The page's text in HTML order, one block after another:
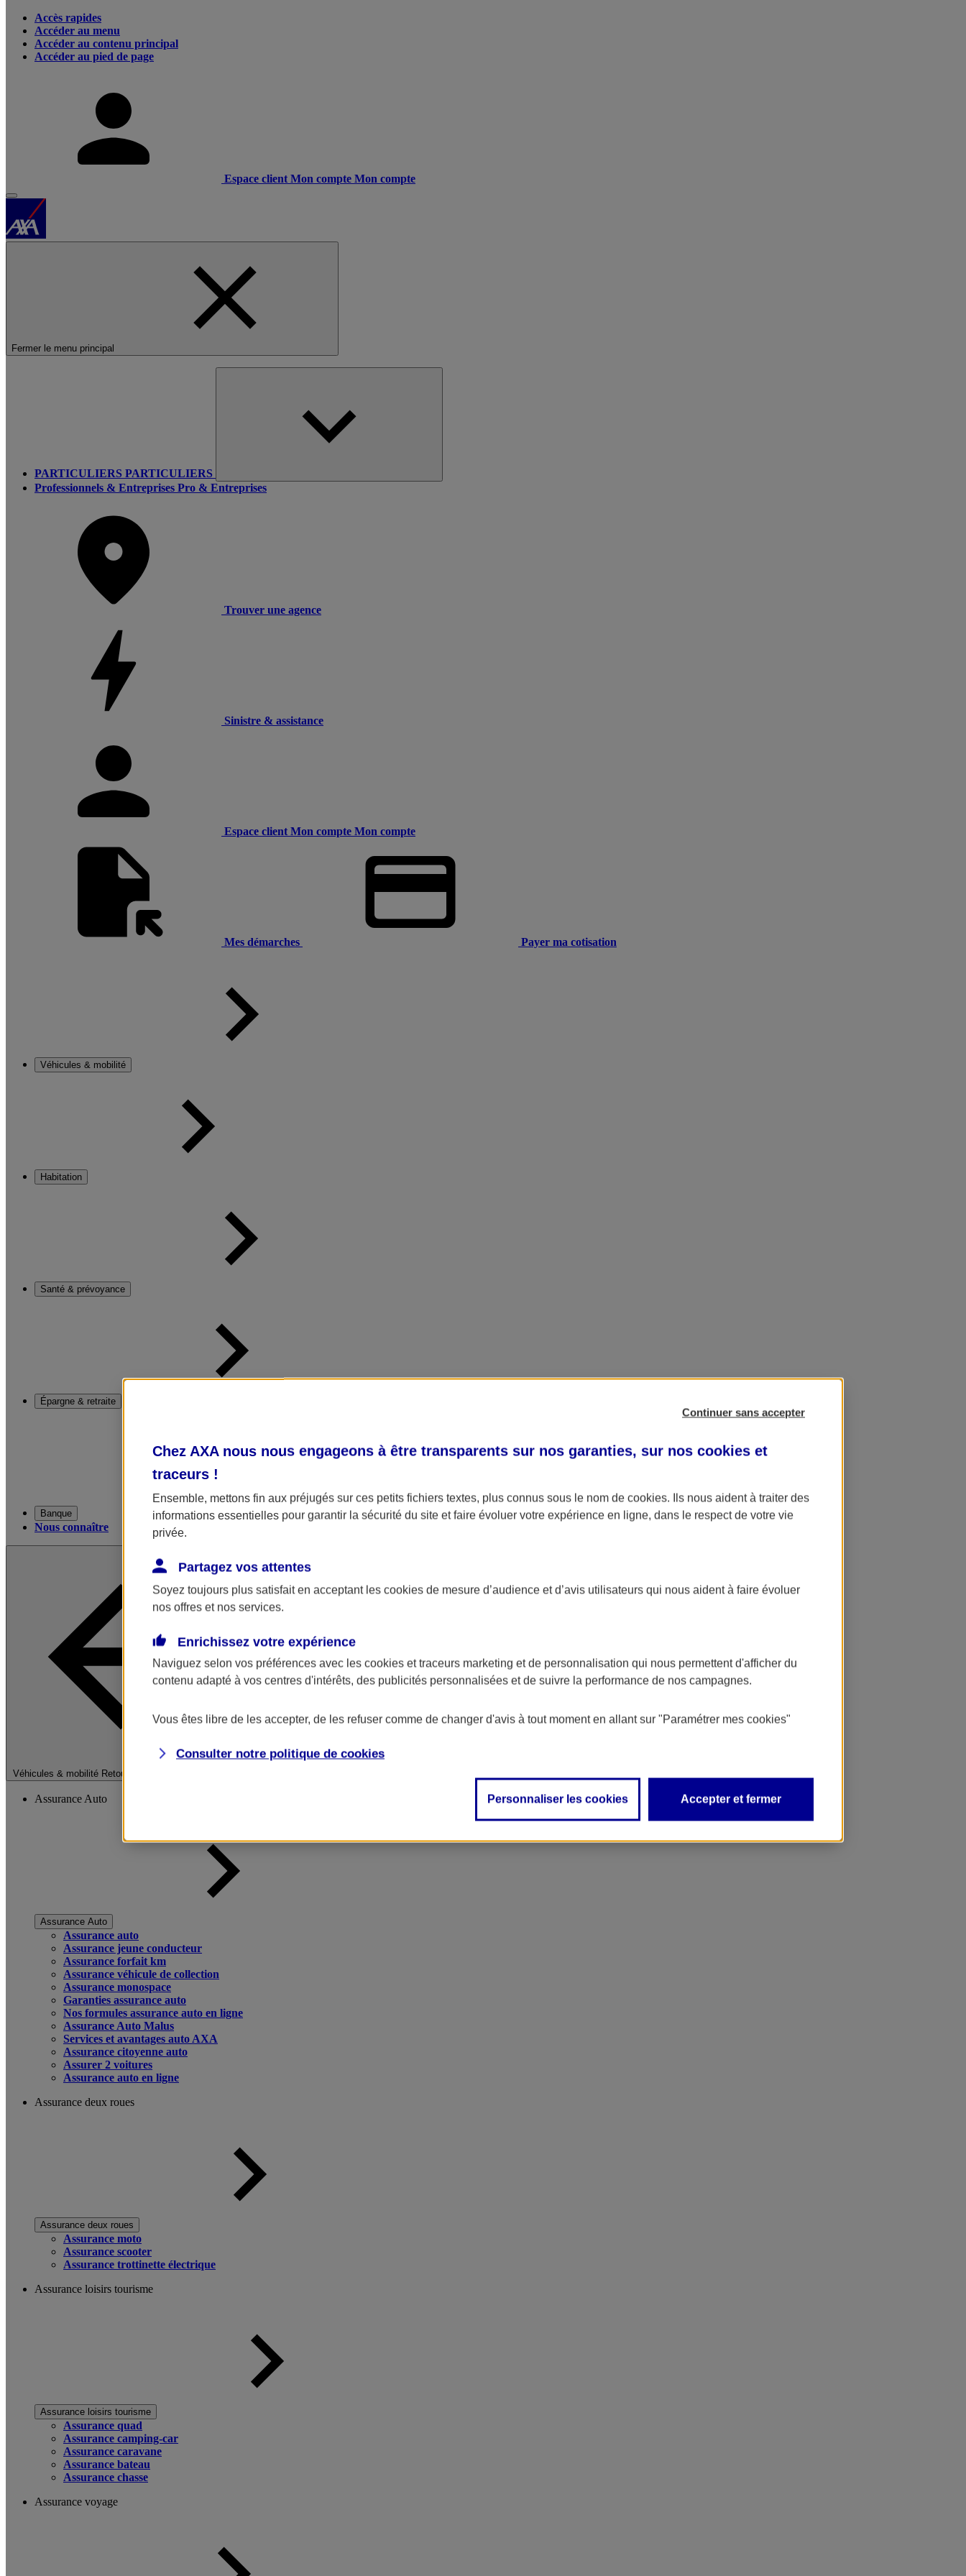
Accès rapides
Accéder au menu
Accéder au contenu principal
Accéder au pied de page
Espace client Mon compte Mon compte
Fermer le menu principal
PARTICULIERS PARTICULIERS
Professionnels & Entreprises Pro & Entreprises
Trouver une agence
Sinistre & assistance
Espace client Mon compte Mon compte
Mes démarches Payer ma cotisation
Véhicules & mobilité
Habitation
Santé & prévoyance
Épargne & retraite
Banque
Nous connaître
Véhicules & mobilité Retour à la section précédente
Fermer le menu principal
Assurance Auto
Assurance Auto
Assurance auto
Assurance jeune conducteur
Assurance forfait km
Assurance véhicule de collection
Assurance monospace
Garanties assurance auto
Nos formules assurance auto en ligne
Assurance Auto Malus
Services et avantages auto AXA
Assurance citoyenne auto
Assurer 2 voitures
Assurance auto en ligne
Assurance deux roues
Assurance deux roues
Assurance moto
Assurance scooter
Assurance trottinette électrique
Assurance loisirs tourisme
Assurance loisirs tourisme
Assurance quad
Assurance camping-car
Assurance caravane
Assurance bateau
Assurance chasse
Assurance voyage
Continuer sans accepter
Chez AXA nous nous engageons à être transparents sur nos garanties, sur nos cookies et
traceurs !
Ensemble, mettons fin aux préjugés sur ces petits fichiers textes, plus connus sous le nom de cookies. Ils nous aident à traiter des
informations essentielles pour garantir la sécurité du site et faire évoluer votre expérience en ligne, dans le respect de votre vie
privée.
Partagez vos attentes
Soyez toujours plus satisfait en acceptant les cookies de mesure d’audience et d’avis utilisateurs qui nous aident à faire évoluer
nos offres et nos services.
Enrichissez votre expérience
Naviguez selon vos préférences avec les cookies et traceurs marketing et de personnalisation qui nous permettent d'afficher du
contenu adapté à vos centres d'intérêts, des publicités personnalisées et de suivre la performance de nos campagnes.
Vous êtes libre de les accepter, de les refuser comme de changer d'avis à tout moment en allant sur "Paramétrer mes cookies"
Consulter notre politique de cookies
Personnaliser les cookies Accepter et fermer